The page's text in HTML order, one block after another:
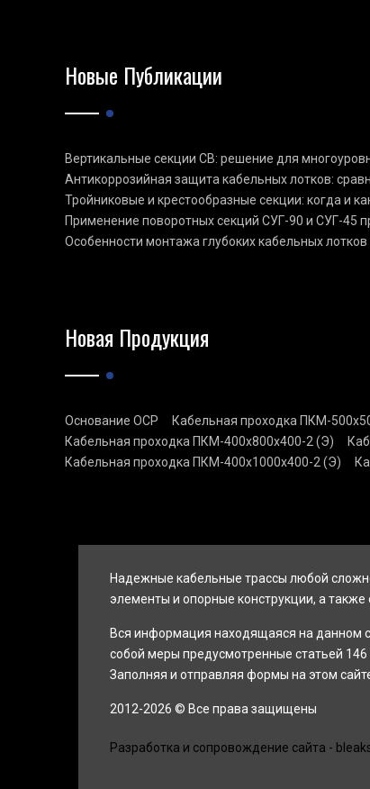
Новые Публикации
Вертикальные секции СВ: решение для
Антикоррозийная защита кабельных лотков:
Тройниковые и крестообразные секции: когда и
Применение поворотных секций СУГ-90 и СУГ-45
Особенности монтажа глубоких кабельных
Новая Продукция
Основание ОСР Кабельная проходка ПКМ-
Кабельная проходка ПКМ-400х800х400-2 (Э)
Кабельная проходка ПКМ-400х1000х400-2 (Э)
Надежные кабельные трассы любой
элементы и опорные конструкции, а также
Вся информация находящаяся на данном
собой меры предусмотренные статьей 146
Заполняя и отправляя формы на этом
2012-2026 © Все права защищены
Разработка и сопровождение сайта -